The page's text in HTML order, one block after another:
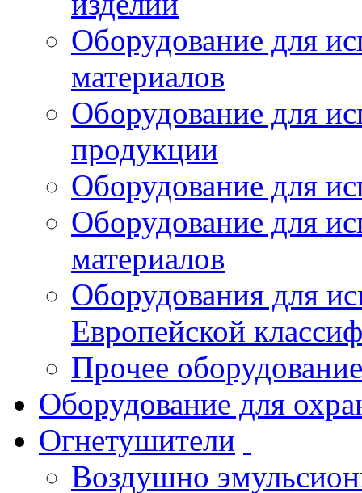
Оборудование для
материалов
Оборудование для
продукции
Оборудование для
Оборудование для
материалов
Оборудования для
Европейской
Прочее оборудование
Оборудование для
Огнетушители
Воздушно